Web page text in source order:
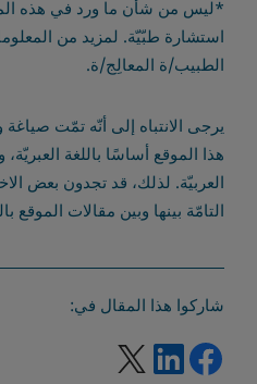
*ليس من شأن ما ورد في هذه
استشارة طبّيّة. لمزيد من
الطبيب/ة المعالِج/ة.
يرجى الانتباه إلى أنّه تمّت صياغة
هذا الموقع أساسًا باللغة
العربيّة. لذلك، قد تجدون بعض
التامّة بينها وبين مقالات الموقع
شاركوا هذا المقال في:
facebook شارك رابطًا على موقع ويب خارجيLinkedIn شارك رابطًا على موقع ويب خارجي